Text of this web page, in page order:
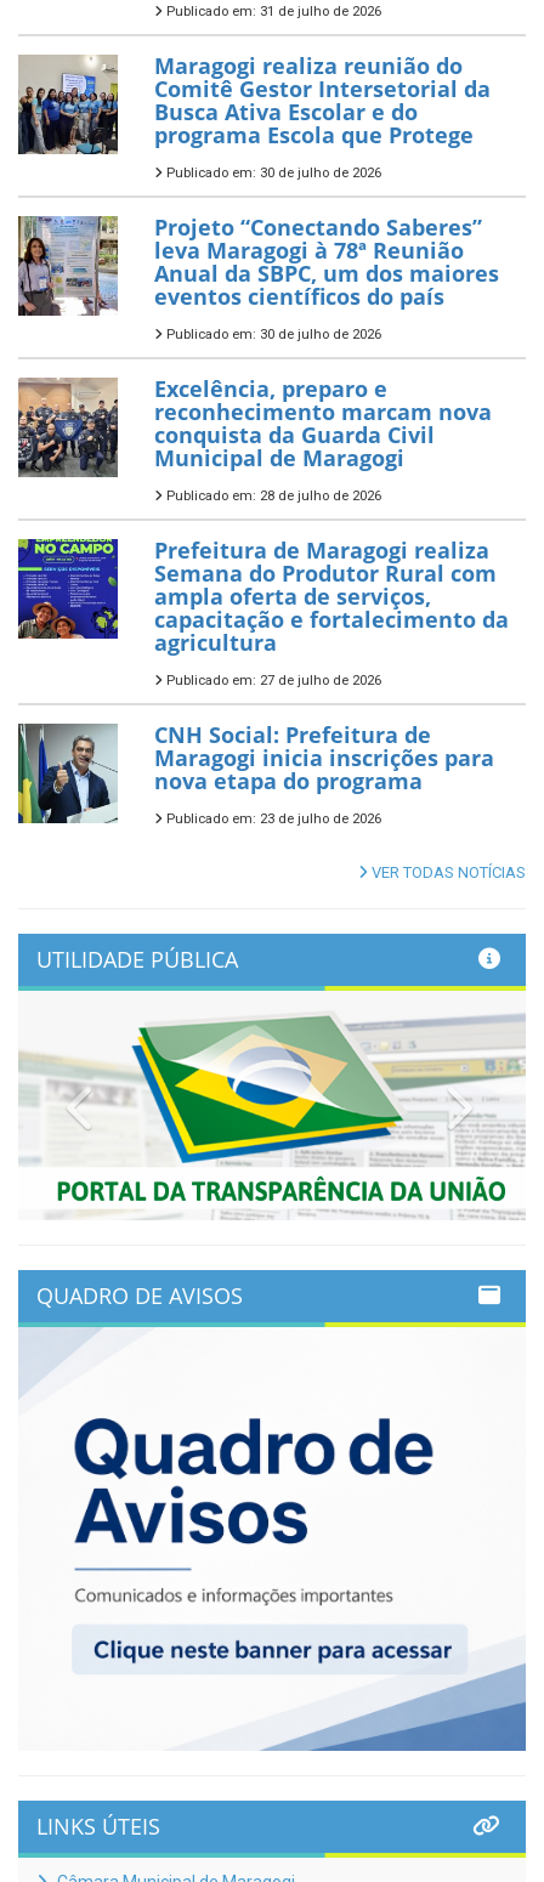
Publicado em: 31 de julho de 2026
Maragogi realiza reunião do
Comitê Gestor Intersetorial da
Busca Ativa Escolar e do
programa Escola que Protege
Publicado em: 30 de julho de 2026
Projeto “Conectando Saberes”
leva Maragogi à 78ª Reunião
Anual da SBPC, um dos maiores
eventos científicos do país
Publicado em: 30 de julho de 2026
Excelência, preparo e
reconhecimento marcam nova
conquista da Guarda Civil
Municipal de Maragogi
Publicado em: 28 de julho de 2026
Prefeitura de Maragogi realiza
Semana do Produtor Rural com
ampla oferta de serviços,
capacitação e fortalecimento da
agricultura
Publicado em: 27 de julho de 2026
CNH Social: Prefeitura de
Maragogi inicia inscrições para
nova etapa do programa
Publicado em: 23 de julho de 2026
VER TODAS NOTÍCIAS
UTILIDADE PÚBLICA
Previous Next
QUADRO DE AVISOS
LINKS ÚTEIS